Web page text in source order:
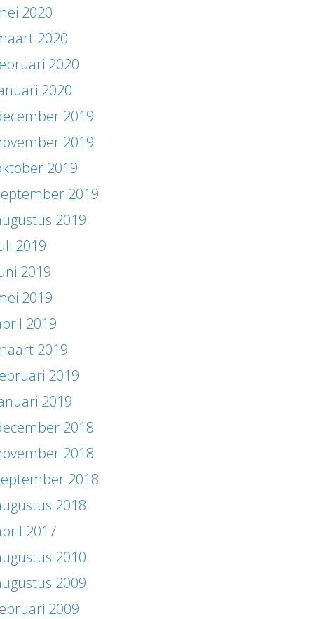
2020
2020
2020
2020
2019
2019
2019
2019
2019
2019
2019
2019
2019
2019
2019
2019
2018
2018
2018
2018
2017
2010
2009
2009